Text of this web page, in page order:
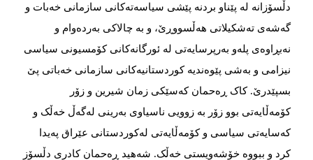
دڵسۆزانە لە پێناو بردنە پێشی سیاسەتەكانی سازمانی خەبات و
گەشەی تەشكیلاتی هەڵسووڕێ‌، و بە چالاكی بەردەوام و
نەبڕاوەی پلەو بەرپرسایەتی لە ئورگانەكانی كۆمسیونی سیاسی
نیزامی و بەشی پێوەندیە كوردستانیەكانی سازمانی خەباتی پێ‌
بسپێدرێ‌. كاک ڕەحمان كەسێكی زمان شیرین و زۆر
كۆمەڵایەتی بوو زۆر بە زوویی ناسیاوی بەرینی لەگەڵ خەڵک و
كەسایەتی سیاسی و كۆمەڵایەتی لەكوردستانی عێراق پەیدا
كرد و ببووە خۆشەویستی خەڵک. شەهید ڕەحمان كادری دڵسۆز